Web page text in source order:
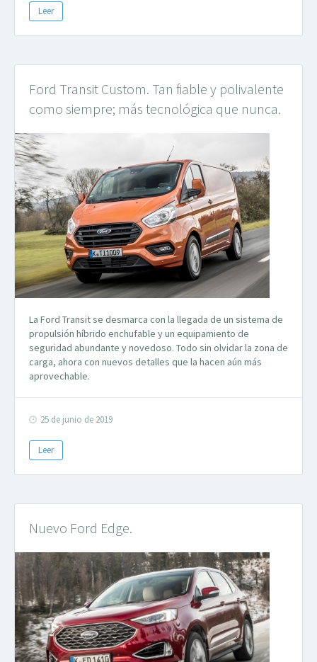
Leer
Ford Transit Custom. Tan fiable y polivalente
como siempre; más tecnológica que nunca.
La Ford Transit se desmarca con la llegada de un sistema de
propulsión híbrido enchufable y un equipamiento de
seguridad abundante y novedoso. Todo sin olvidar la zona de
carga, ahora con nuevos detalles que la hacen aún más
aprovechable.
25 de junio de 2019
Leer
Nuevo Ford Edge.